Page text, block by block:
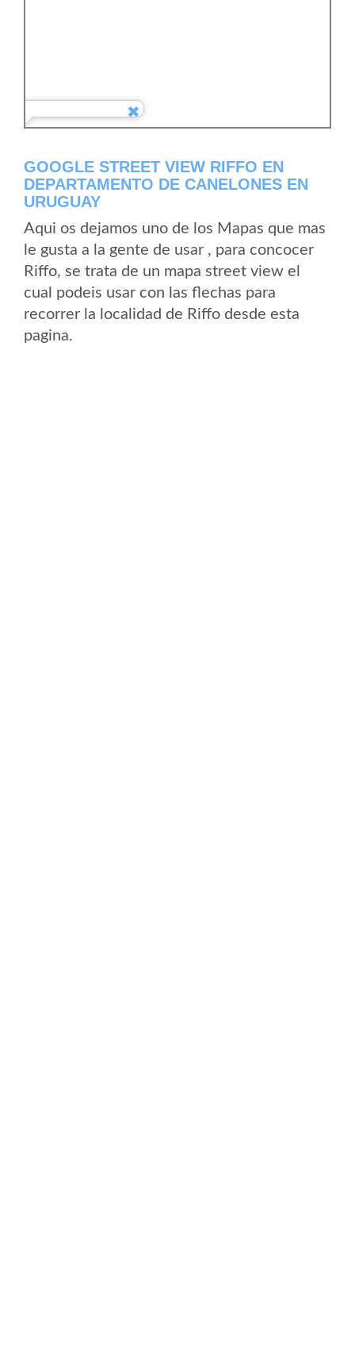
GOOGLE STREET VIEW RIFFO EN
DEPARTAMENTO DE CANELONES EN
URUGUAY
Aqui os dejamos uno de los Mapas que mas
le gusta a la gente de usar , para concocer
Riffo, se trata de un mapa street view el
cual podeis usar con las flechas para
recorrer la localidad de Riffo desde esta
pagina.